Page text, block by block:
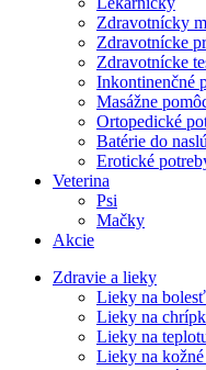
Zdravotnícky
Zdravotnícke
Zdravotnícke
Inkontinenčné
Masážne
Ortopedické
Batérie do
Erotické
Veterina
Psi
Mačky
Akcie
Zdravie a lieky
Lieky na bolesť
Lieky na
Lieky na
Lieky na